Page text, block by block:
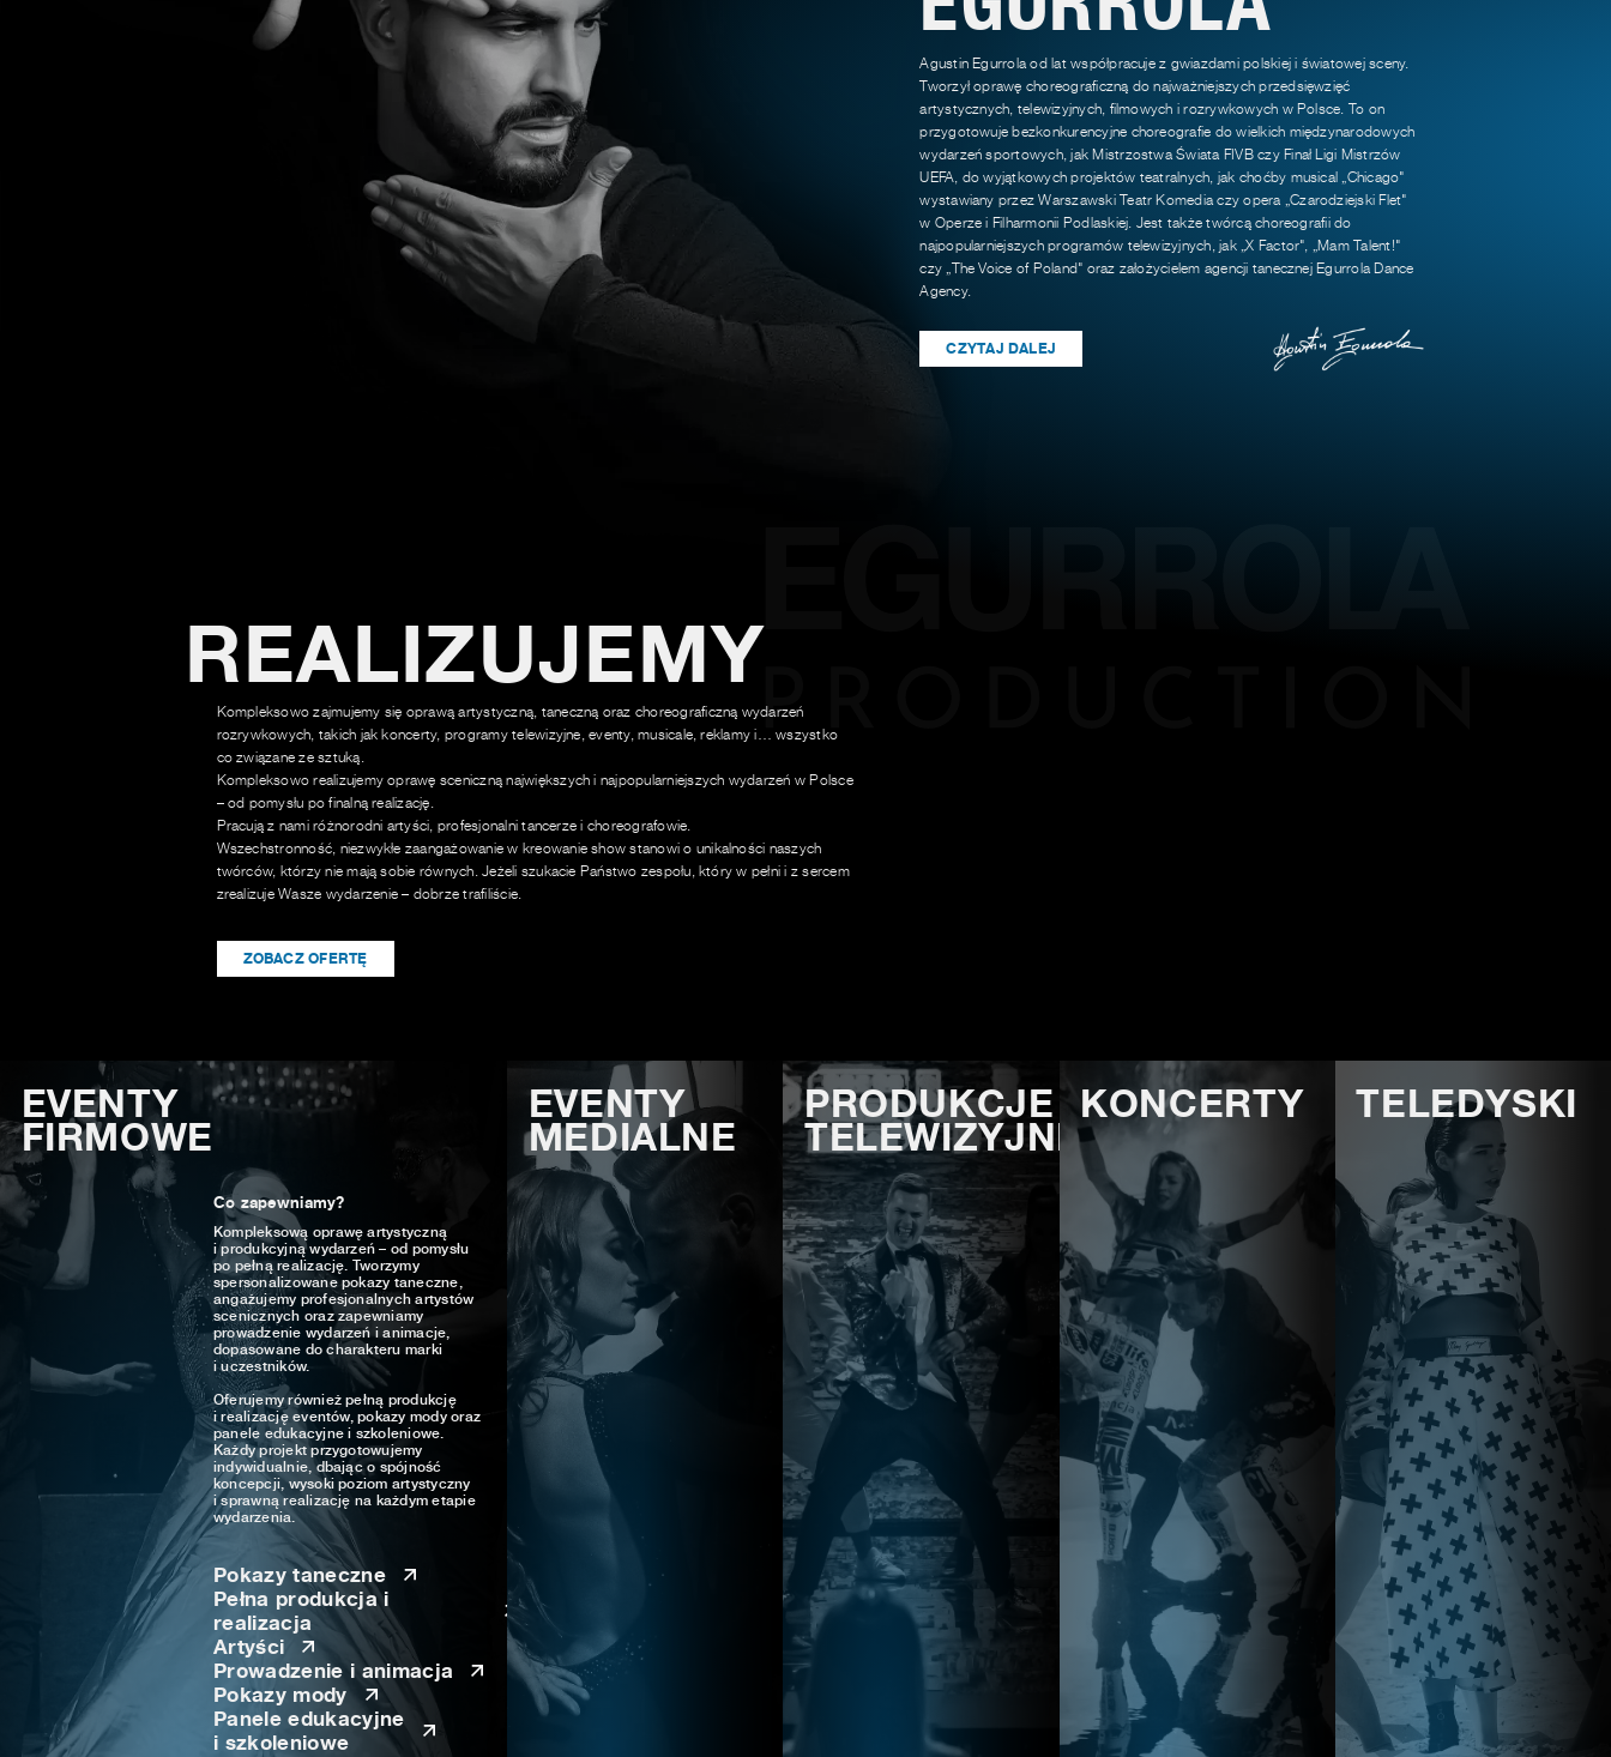
Agustin Egurrola od lat współpracuje z gwiazdami polskiej i światowej sceny.
Tworzył oprawę choreograficzną do najważniejszych przedsięwzięć
artystycznych, telewizyjnych, filmowych i rozrywkowych w Polsce. To on
przygotowuje bezkonkurencyjne choreografie do wielkich międzynarodowych
wydarzeń sportowych, jak Mistrzostwa Świata FIVB czy Finał Ligi Mistrzów
UEFA, do wyjątkowych projektów teatralnych, jak choćby musical „Chicago"
wystawiany przez Warszawski Teatr Komedia czy opera „Czarodziejski Flet"
w Operze i Filharmonii Podlaskiej. Jest także twórcą choreografii do
najpopularniejszych programów telewizyjnych, jak „X Factor", „Mam Talent!"
czy „The Voice of Poland" oraz założycielem agencji tanecznej Egurrola Dance
Agency.
CZYTAJ DALEJ
REALIZUJEMY
Kompleksowo zajmujemy się oprawą artystyczną, taneczną oraz choreograficzną wydarzeń
rozrywkowych, takich jak koncerty, programy telewizyjne, eventy, musicale, reklamy i… wszystko
co związane ze sztuką.
Kompleksowo realizujemy oprawę sceniczną największych i najpopularniejszych wydarzeń w Polsce
– od pomysłu po finalną realizację.
Pracują z nami różnorodni artyści, profesjonalni tancerze i choreografowie.
Wszechstronność, niezwykłe zaangażowanie w kreowanie show stanowi o unikalności naszych
twórców, którzy nie mają sobie równych. Jeżeli szukacie Państwo zespołu, który w pełni i z sercem
zrealizuje Wasze wydarzenie – dobrze trafiliście.
ZOBACZ OFERTĘ
EVENTY
FIRMOWE
Co zapewniamy?
Kompleksową oprawę artystyczną
i produkcyjną wydarzeń – od pomysłu
po pełną realizację. Tworzymy
spersonalizowane pokazy taneczne,
angażujemy profesjonalnych artystów
scenicznych oraz zapewniamy
prowadzenie wydarzeń i animacje,
dopasowane do charakteru marki
i uczestników.
Oferujemy również pełną produkcję
i realizację eventów, pokazy mody oraz
panele edukacyjne i szkoleniowe.
Każdy projekt przygotowujemy
indywidualnie, dbając o spójność
koncepcji, wysoki poziom artystyczny
i sprawną realizację na każdym etapie
wydarzenia.
Pokazy taneczne
Pełna produkcja i
realizacja
Artyści
Prowadzenie i animacja
Pokazy mody
Panele edukacyjne
i szkoleniowe
EVENTY
MEDIALNE
PRODUKCJE
TELEWIZYJNE
KONCERTY TELEDYSKI